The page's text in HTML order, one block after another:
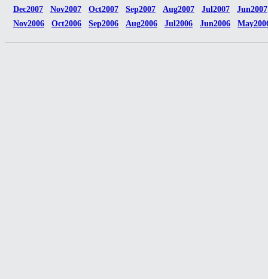
Dec2007
Nov2007 Oct2007 Sep2007 Aug2007 Jul2007
Jun2007
Nov2006
Oct2006 Sep2006 Aug2006 Jul2006 Jun2006